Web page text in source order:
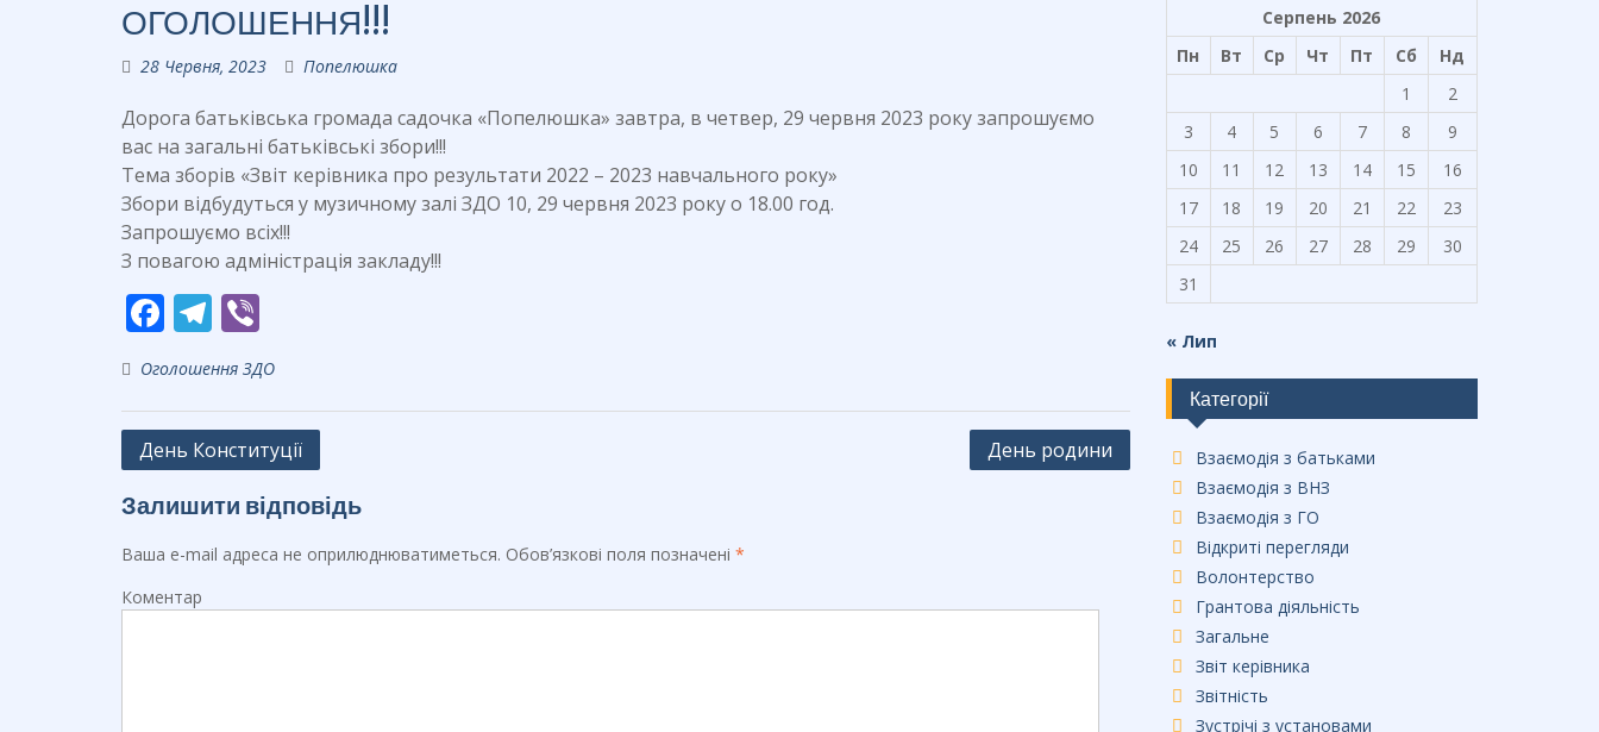
ОГОЛОШЕННЯ!!!
28 Червня, 2023 Попелюшка
Дорога батьківська громада садочка «Попелюшка» завтра, в четвер, 29 червня 2023 року запрошуємо
вас на загальні батьківські збори!!!
Тема зборів «Звіт керівника про результати 2022 – 2023 навчального року»
Збори відбудуться у музичному залі ЗДО 10, 29 червня 2023 року о 18.00 год.
Запрошуємо всіх!!!
З повагою адміністрація закладу!!!
F
e
b
o
o
k
T
e
gr
a
m
b
er
Оголошення ЗДО
Навігація
День Конституції День родини
Залишити відповідь
Ваша e-mail адреса не оприлюднюватиметься. Обов’язкові поля позначені *
Коментар
Серпень 2026
Пн
Вт Ср Чт Пт Сб
Нд
1
2
3
4 5 6 7 8
9
10
11 12 13 14 15
16
17
18 19 20 21 22
23
24
25 26 27 28 29
30
31
« Лип
Категорії
Взаємодія з батьками
Взаємодія з ВНЗ
Взаємодія з ГО
Відкриті перегляди
Волонтерство
Грантова діяльність
Загальне
Звіт керівника
Звітність
Зустрічі з установами